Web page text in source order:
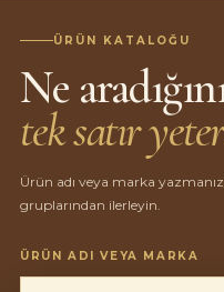
ÜRÜN KATALOĞU
Ne
tek satır
Ürün adı veya marka
gruplarından ilerleyin.
ÜRÜN ADI VEYA MARKA